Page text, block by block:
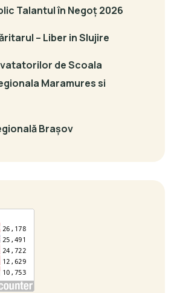
Talantul în Negoț 2026
– Liber in Slujire
de Scoala
Maramures si
Brașov